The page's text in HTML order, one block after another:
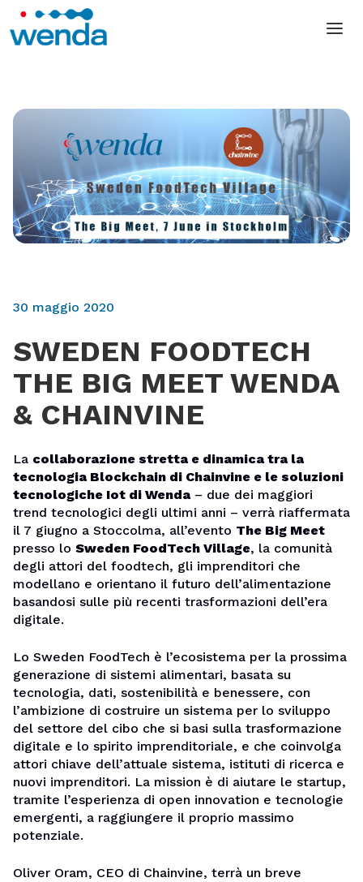
30 maggio 2020
SWEDEN FOODTECH
THE BIG MEET WENDA
& CHAINVINE
La collaborazione stretta e dinamica tra la
tecnologia Blockchain di Chainvine e le soluzioni
tecnologiche Iot di Wenda– due dei maggiori
trend tecnologici degli ultimi anni – verrà riaffermata
il 7 giugno a Stoccolma, all’evento The Big Meet
presso lo Sweden FoodTech Village, la comunità
degli attori del foodtech, gli imprenditori che
modellano e orientano il futuro dell’alimentazione
basandosi sulle più recenti trasformazioni dell’era
digitale.
Lo Sweden FoodTech è l’ecosistema per la prossima
generazione di sistemi alimentari, basata su
tecnologia, dati, sostenibilità e benessere, con
l’ambizione di costruire un sistema per lo sviluppo
del settore del cibo che si basi sulla trasformazione
digitale e lo spirito imprenditoriale, e che coinvolga
attori chiave dell’attuale sistema, istituti di ricerca e
nuovi imprenditori. La mission è di aiutare le startup,
tramite l’esperienza di open innovation e tecnologie
emergenti, a raggiungere il proprio massimo
potenziale.
Oliver Oram, CEO di Chainvine, terrà un breve